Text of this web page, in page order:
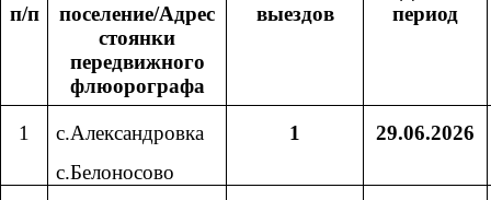
п/п
поселение/Адрес
стоянки
передвижного
флюорографа
выездов
период
1
с.Александровка
с.Белоносово
1 29.06.2026